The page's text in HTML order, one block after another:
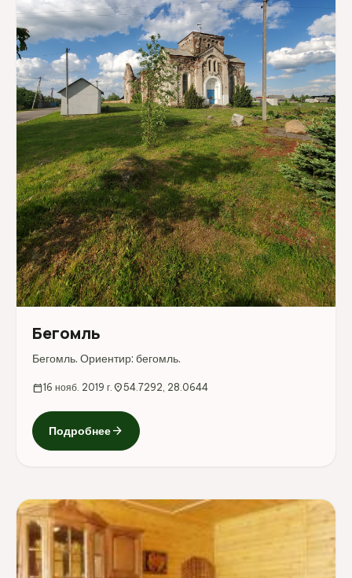
Бегомль
Бегомль. Ориентир: бегомль.
calendar_today16 нояб. 2019 г. location_on54.7292, 28.0644
Подробнееarrow_forward